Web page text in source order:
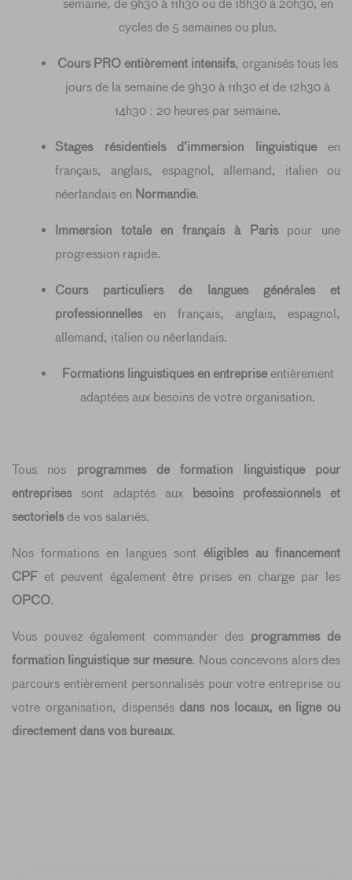
semaine, de 9h30 à 11h30 ou de 18h30 à 20h30, en
cycles de 5 semaines ou plus.
Cours PRO entièrement intensifs, organisés tous les
jours de la semaine de 9h30 à 11h30 et de 12h30 à
14h30 : 20 heures par semaine.
Stages résidentiels d’immersion linguistiqueen
français, anglais, espagnol, allemand, italien ou
néerlandais en Normandie.
Immersion totale en français à Parispour une
progression rapide.
Cours particuliers de langues générales et
professionnellesen français, anglais, espagnol,
allemand, italien ou néerlandais.
Formations linguistiques en entrepriseentièrement
adaptées aux besoins de votre organisation.
Tous nos programmes de formation linguistique pour
entreprisessont adaptés aux
besoins professionnels et
sectorielsde vos salariés.
Nos formations en langues sont éligibles au financement
CPF et peuvent également être prises en charge par les
OPCO.
Vous pouvez également commander des programmes de
formation linguistique sur mesure. Nous concevons alors des
parcours entièrement personnalisés pour votre entreprise ou
votre organisation, dispensés dans nos locaux, en ligne ou
directement dans vos bureaux.